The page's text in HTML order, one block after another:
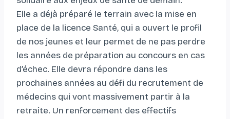
Elle a déjà préparé le terrain avec la mise en
place de la licence Santé, qui a ouvert le profil
de nos jeunes et leur permet de ne pas perdre
les années de préparation au concours en cas
d’échec. Elle devra répondre dans les
prochaines années au défi du recrutement de
médecins qui vont massivement partir à la
retraite. Un renforcement des effectifs